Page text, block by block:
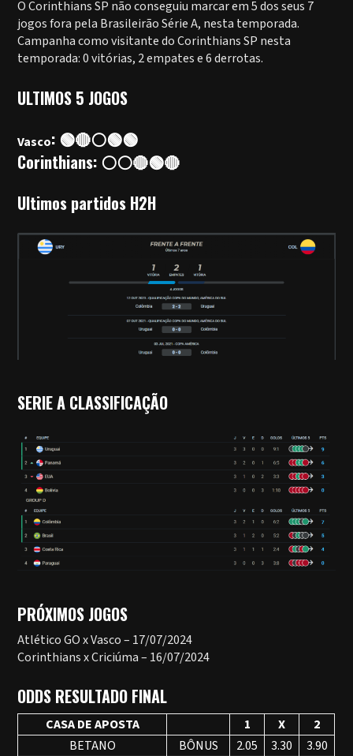
O Corinthians SP não conseguiu marcar em 5 dos seus 7
jogos fora pela Brasileirão Série A, nesta temporada.
Campanha como visitante do Corinthians SP nesta
temporada: 0 vitórias, 2 empates e 6 derrotas.
ULTIMOS 5 JOGOS
Vasco: 🟢🔴⚪🟢🟢
Corinthians: ⚪⚪🔴🟢🔴
Ultimos partidos H2H
SERIE A CLASSIFICAÇÃO
PRÓXIMOS JOGOS
Atlético GO x Vasco – 17/07/2024
Corinthians x Criciúma – 16/07/2024
ODDS RESULTADO FINAL
CASA DE APOSTA 1 X
2
BETANO
BÔNUS 2.05 3.30 3.90